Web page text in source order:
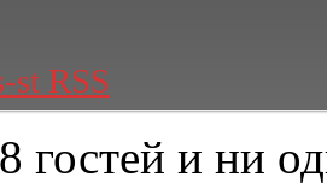
st RSS
гостей и ни